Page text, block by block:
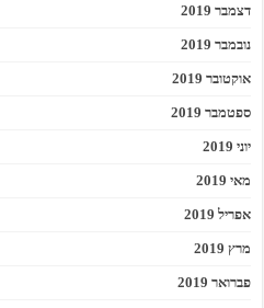
דצמבר 2019
נובמבר 2019
אוקטובר 2019
ספטמבר 2019
יוני 2019
מאי 2019
אפריל 2019
מרץ 2019
פברואר 2019